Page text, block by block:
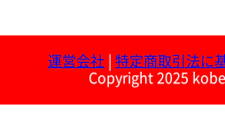
運営会社
特定商取引法に
Copyright 2025